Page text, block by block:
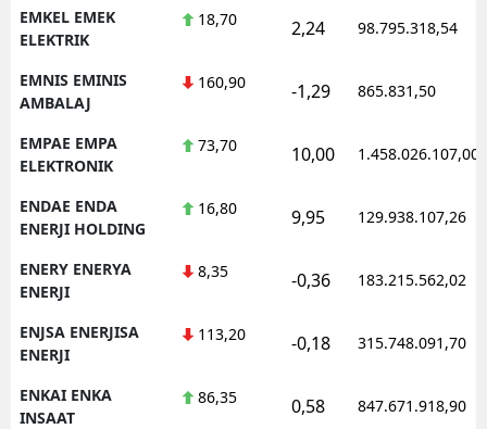
EMKEL EMEK
ELEKTRIK
18,70 2,24 98.795.318,54
EMNIS EMINIS
AMBALAJ
160,90 -1,29 865.831,50
EMPAE EMPA
ELEKTRONIK
73,70 10,00 1.458.026.107,00
ENDAE ENDA
ENERJI HOLDING
16,80 9,95 129.938.107,26
ENERY ENERYA
ENERJI
8,35 -0,36 183.215.562,02
ENJSA ENERJISA
ENERJI
113,20 -0,18 315.748.091,70
ENKAI ENKA
INSAAT
86,35 0,58 847.671.918,90